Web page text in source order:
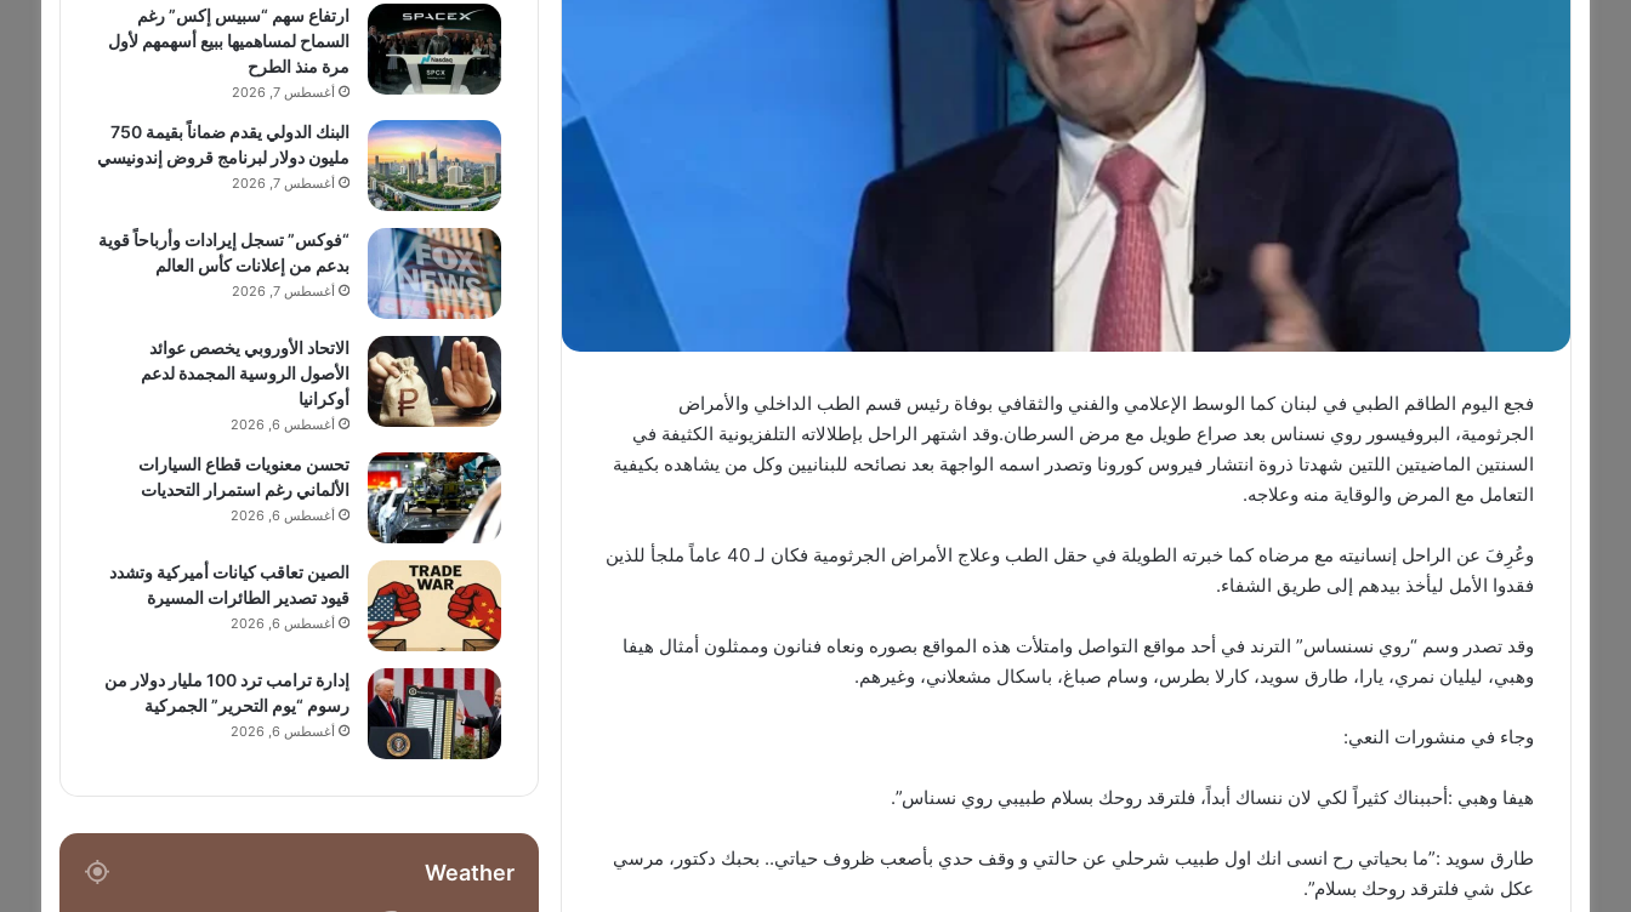
فجع اليوم الطاقم الطبي في لبنان كما الوسط الإعلامي والفني والثقافي بوفاة رئيس قسم الطب الداخلي والأمراض
الجرثومية، البروفيسور ​روي نسناس​ بعد صراع طويل مع مرض السرطان.وقد اشتهر الراحل بإطلالاته التلفزيونية الكثيفة في
السنتين الماضيتين اللتين شهدتا ذروة انتشار فيروس كورونا وتصدر اسمه الواجهة بعد نصائحه للبنانيين وكل من يشاهده بكيفية
التعامل مع المرض والوقاية منه وعلاجه.
وعُرِفَ عن الراحل إنسانيته مع مرضاه كما خبرته الطويلة في حقل الطب وعلاج الأمراض الجرثومية فكان لـ 40 عاماً ملجأ للذين
فقدوا الأمل ليأخذ بيدهم إلى طريق الشفاء.
وقد تصدر وسم “روي نسنساس” الترند في أحد مواقع التواصل وامتلأت هذه المواقع بصوره ونعاه فنانون وممثلون أمثال ​هيفا
وهبي​، ​ليليان نمري​، يارا، طارق سويد، ​كارلا بطرس​، وسام صباغ، باسكال مشعلاني، وغيرهم.
وجاء في منشورات النعي:
هيفا وهبي :أحببناك كثيراً لكي لان ننساك أبداً، فلترقد روحك بسلام طبيبي روي نسناس”.
طارق سويد :”ما بحياتي رح انسى انك اول طبيب شرحلي عن حالتي و وقف حدي بأصعب ظروف حياتي.. بحبك دكتور، مرسي
عكل شي فلترقد روحك بسلام”.
ارتفاع سهم “سبيس إكس” رغم
السماح لمساهميها ببيع أسهمهم لأول
مرة منذ الطرح
أغسطس 7, 2026
البنك الدولي يقدم ضماناً بقيمة 750
مليون دولار لبرنامج قروض إندونيسي
أغسطس 7, 2026
“فوكس” تسجل إيرادات وأرباحاً قوية
بدعم من إعلانات كأس العالم
أغسطس 7, 2026
الاتحاد الأوروبي يخصص عوائد
الأصول الروسية المجمدة لدعم
أوكرانيا
أغسطس 6, 2026
تحسن معنويات قطاع السيارات
الألماني رغم استمرار التحديات
أغسطس 6, 2026
الصين تعاقب كيانات أميركية وتشدد
قيود تصدير الطائرات المسيرة
أغسطس 6, 2026
إدارة ترامب ترد 100 مليار دولار من
رسوم “يوم التحرير” الجمركية
أغسطس 6, 2026
Weather